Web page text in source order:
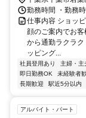
勤務時間 ・勤務
仕事内容 ショッ
顔のご案内でお
から通勤ラクラク
ッピング...
社員登用あり 主婦・主
即日勤務OK
未経験者
長期歓迎
駅近5分以内
アルバイト・パート